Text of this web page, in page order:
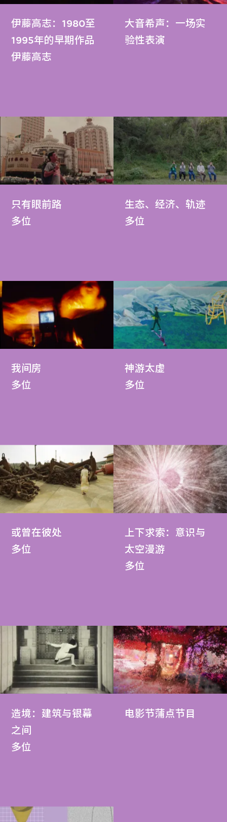
伊藤高志：1980至
1995年的早期作品
伊藤高志
大音希声：一场实
验性表演
只有眼前路
多位
生态、经济、轨迹
多位
我间房
多位
神游太虚
多位
或曾在彼处
多位
上下求索：意识与
太空漫游
多位
造境：建筑与银幕
之间
多位
电影节蒲点节目